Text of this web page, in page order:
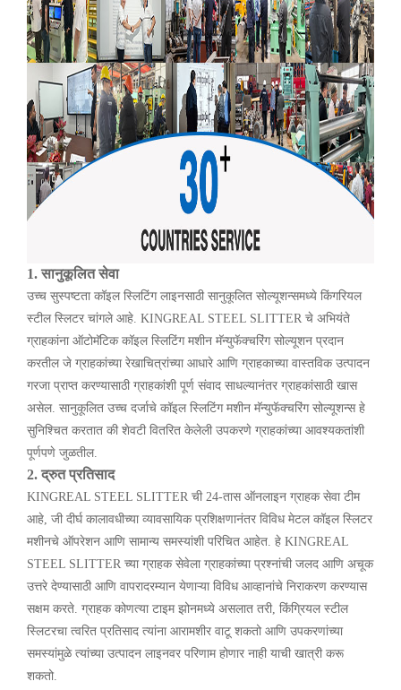
1.सानुकूलित सेवा
उच्च सुस्पष्टता कॉइल स्लिटिंग लाइनसाठी सानुकूलित सोल्यूशन्समध्ये किंगरियल
स्टील स्लिटर चांगले आहे. KINGREAL STEEL SLITTER चे अभियंते
ग्राहकांना ऑटोमॅटिक कॉइल स्लिटिंग मशीन मॅन्युफॅक्चरिंग सोल्यूशन प्रदान
करतील जे ग्राहकांच्या रेखाचित्रांच्या आधारे आणि ग्राहकाच्या वास्तविक उत्पादन
गरजा प्राप्त करण्यासाठी ग्राहकांशी पूर्ण संवाद साधल्यानंतर ग्राहकांसाठी खास
असेल. सानुकूलित उच्च दर्जाचे कॉइल स्लिटिंग मशीन मॅन्युफॅक्चरिंग सोल्यूशन्स हे
सुनिश्चित करतात की शेवटी वितरित केलेली उपकरणे ग्राहकांच्या आवश्यकतांशी
पूर्णपणे जुळतील.
2. द्रुत प्रतिसाद
KINGREAL STEEL SLITTER ची 24-तास ऑनलाइन ग्राहक सेवा टीम
आहे, जी दीर्घ कालावधीच्या व्यावसायिक प्रशिक्षणानंतर विविध मेटल कॉइल स्लिटर
मशीनचे ऑपरेशन आणि सामान्य समस्यांशी परिचित आहेत. हे KINGREAL
STEEL SLITTER च्या ग्राहक सेवेला ग्राहकांच्या प्रश्नांची जलद आणि अचूक
उत्तरे देण्यासाठी आणि वापरादरम्यान येणाऱ्या विविध आव्हानांचे निराकरण करण्यास
सक्षम करते. ग्राहक कोणत्या टाइम झोनमध्ये असलात तरी, किंग्रियल स्टील
स्लिटरचा त्वरित प्रतिसाद त्यांना आरामशीर वाटू शकतो आणि उपकरणांच्या
समस्यांमुळे त्यांच्या उत्पादन लाइनवर परिणाम होणार नाही याची खात्री करू
शकतो.